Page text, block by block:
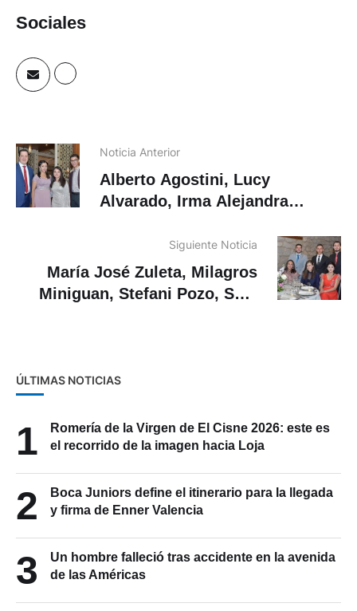
Sociales
Noticia Anterior
Alberto Agostini, Lucy
Alvarado, Irma Alejandra
Siguiente Noticia
María José Zuleta, Milagros
Miniguan, Stefani Pozo, Saúl
ÚLTIMAS NOTICIAS
1
Romería de la Virgen de El Cisne 2026: este es
el recorrido de la imagen hacia Loja
2
Boca Juniors define el itinerario para la llegada
y firma de Enner Valencia
3
Un hombre falleció tras accidente en la avenida
de las Américas